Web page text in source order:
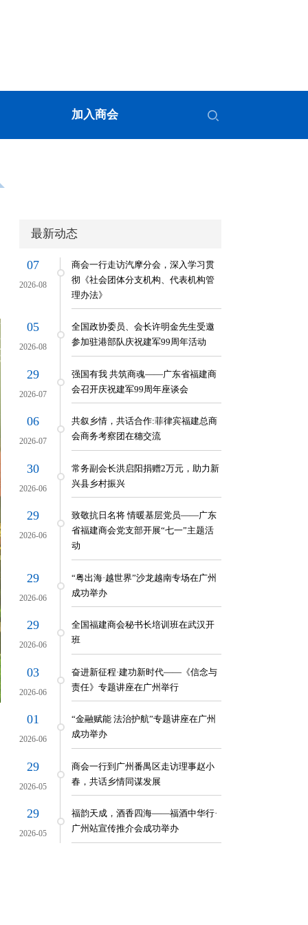
加入商会
最新动态
07
2026-08
商会一行走访汽摩分会，深入学习贯
彻《社会团体分支机构、代表机构管
理办法》
05
2026-08
全国政协委员、会长许明金先生受邀
参加驻港部队庆祝建军99周年活动
29
2026-07
强国有我 共筑商魂——广东省福建商
会召开庆祝建军99周年座谈会
06
2026-07
共叙乡情，共话合作:菲律宾福建总商
会商务考察团在穗交流
30
2026-06
常务副会长洪启阳捐赠2万元，助力新
兴县乡村振兴
29
2026-06
致敬抗日名将 情暖基层党员——广东
省福建商会党支部开展“七一”主题活
动
29
2026-06
“粤出海·越世界”沙龙越南专场在广州
成功举办
29
2026-06
全国福建商会秘书长培训班在武汉开
班
03
2026-06
奋进新征程·建功新时代——《信念与
责任》专题讲座在广州举行
01
2026-06
“金融赋能 法治护航”专题讲座在广州
成功举办
29
2026-05
商会一行到广州番禺区走访理事赵小
春，共话乡情同谋发展
29
2026-05
福韵天成，酒香四海——福酒中华行·
广州站宣传推介会成功举办